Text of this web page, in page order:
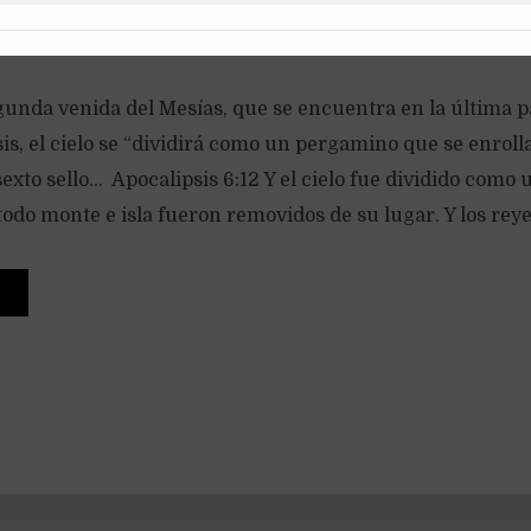
venida del Mesías, que se encuentra en la última
el cielo se “dividirá como un pergamino que se
sello… Apocalipsis 6:12 Y el cielo fue dividido como
monte e isla fueron removidos de su lugar. Y los